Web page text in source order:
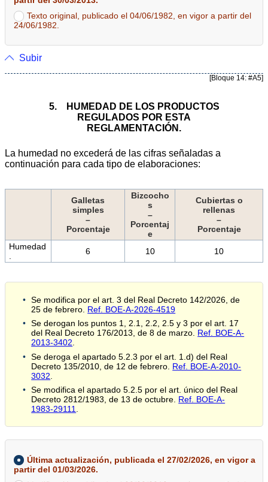
Texto original, publicado el 04/06/1982, en vigor a partir del
24/06/1982.
Subir
[Bloque 14: #A5]
5. HUMEDAD DE LOS PRODUCTOS
REGULADOS POR ESTA
REGLAMENTACIÓN.
La humedad no excederá de las cifras señaladas a
continuación para cada tipo de elaboraciones:
Galletas
simples
–
Porcentaje
Bizcocho
s
–
Porcentaj
e
Cubiertas o
rellenas
–
Porcentaje
Humedad
6 10 10
Se modifica por el art. 3 del Real Decreto 142/2026, de
25 de febrero. Ref. BOE-A-2026-4519
Se derogan los puntos 1, 2.1, 2.2, 2.5 y 3 por el art. 17
del Real Decreto 176/2013, de 8 de marzo. Ref. BOE-A-
2013-3402.
Se deroga el apartado 5.2.3 por el art. 1.d) del Real
Decreto 135/2010, de 12 de febrero. Ref. BOE-A-2010-
3032
Se modifica el apartado 5.2.5 por el art. único del Real
Decreto 2812/1983, de 13 de octubre. Ref. BOE-A-
1983-29111
Última actualización, publicada el 27/02/2026, en vigor a
partir del 01/03/2026.